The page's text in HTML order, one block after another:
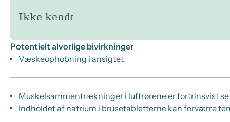
Ikke kendt
Potentielt alvorlige bivirkninger
Væskeophobning i ansigtet
Muskelsammentrækninger i luftrørene er fortrinsvist
Indholdet af natrium i brusetabletterne kan forværre